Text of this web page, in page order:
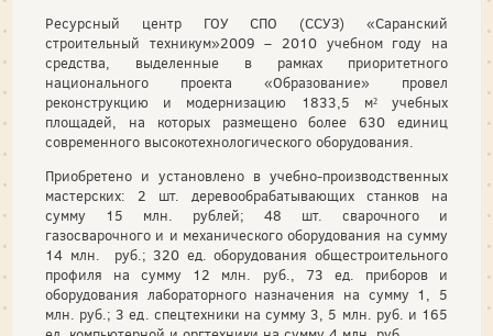
Ресурсный центр ГОУ СПО (ССУЗ) «Саранский
строительный техникум»2009 – 2010 учебном году на
средства, выделенные в рамках приоритетного
национального проекта «Образование» провел
реконструкцию и модернизацию 1833,5 м² учебных
площадей, на которых размещено более 630 единиц
современного высокотехнологического оборудования.
Приобретено и установлено в учебно-производственных
мастерских: 2 шт. деревообрабатывающих станков на
сумму 15 млн. рублей; 48 шт. сварочного и
газосварочного и и механического оборудования на сумму
14 млн. руб.; 320 ед. оборудования общестроительного
профиля на сумму 12 млн. руб., 73 ед. приборов и
оборудования лабораторного назначения на сумму 1, 5
млн. руб.; 3 ед. спецтехники на сумму 3, 5 млн. руб. и 165